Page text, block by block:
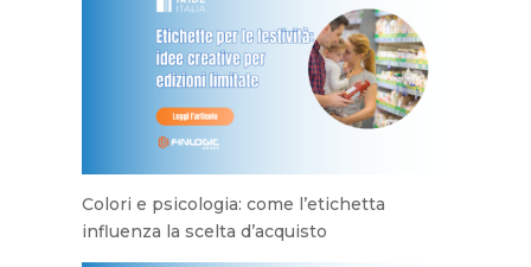
Colori e psicologia: come l’etichetta
influenza la scelta d’acquisto